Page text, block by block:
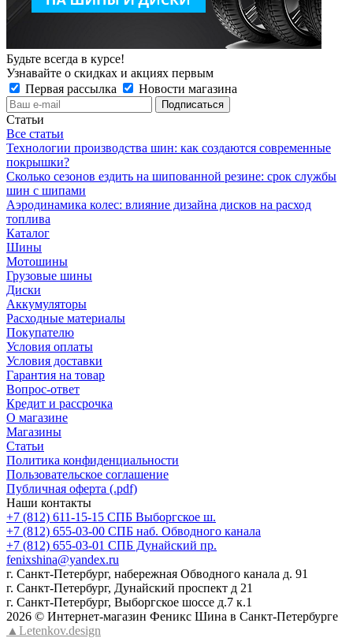
Будьте всегда в курсе!
Узнавайте о скидках и акциях первым
Первая рассылка
Новости магазина
Статьи
Все статьи
Технологии производства шин: как создаются современные
покрышки?
Сколько сезонов ездить на шипованной резине: срок службы
шин с шипами
Аэродинамика колес: влияние дизайна дисков на расход
топлива
Каталог
Шины
Мотошины
Грузовые шины
Диски
Аккумуляторы
Расходные материалы
Покупателю
Условия оплаты
Условия доставки
Гарантия на товар
Вопрос-ответ
Кредит и рассрочка
О магазине
Магазины
Статьи
Политика конфиденциальности
Пользовательское соглашение
Публичная оферта (.pdf)
Наши контакты
+7 (812) 611-15-15 СПБ Выборгское ш.
+7 (812) 655-03-00 СПБ наб. Обводного канала
+7 (812) 655-03-01 СПБ Дунайский пр.
fenixshina@yandex.ru
г. Санкт-Петербург, набережная Обводного канала д. 91
г. Санкт-Петербург, Дунайский проспект д 21
г. Санкт-Петербург, Выборгское шоссе д.7 к.1
2026 © Интернет-магазин Феникс Шина в Санкт-Петербурге
▲Letenkov.design